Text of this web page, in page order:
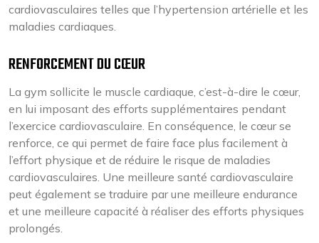
cardiovasculaires telles que l’hypertension artérielle et les
maladies cardiaques.
RENFORCEMENT DU CŒUR
La gym sollicite le muscle cardiaque, c’est-à-dire le cœur,
en lui imposant des efforts supplémentaires pendant
l’exercice cardiovasculaire. En conséquence, le cœur se
renforce, ce qui permet de faire face plus facilement à
l’effort physique et de réduire le risque de maladies
cardiovasculaires. Une meilleure santé cardiovasculaire
peut également se traduire par une meilleure endurance
et une meilleure capacité à réaliser des efforts physiques
prolongés.